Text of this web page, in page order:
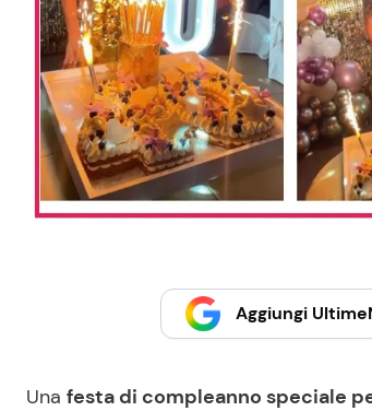
Aggiungi
Una festa di compleanno speciale